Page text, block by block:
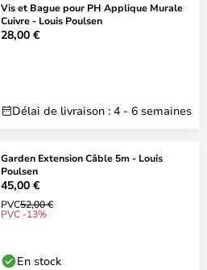
Vis et Bague pour PH Applique Murale
Cuivre - Louis Poulsen
28,00 €
Délai de livraison : 4 - 6 semaines
Garden Extension Câble 5m - Louis
Poulsen
45,00 €
PVC52,00 €
PVC -13%
En stock